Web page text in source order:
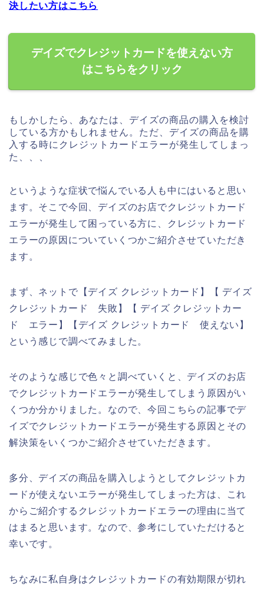
決したい方はこちら
デイズでクレジットカードを使えない方
はこちらをクリック
もしかしたら、あなたは、デイズの商品の購入を検討
している方かもしれません。ただ、デイズの商品を購
入する時にクレジットカードエラーが発生してしまっ
た、、、
というような症状で悩んでいる人も中にはいると思い
ます。そこで今回、デイズのお店でクレジットカード
エラーが発生して困っている方に、クレジットカード
エラーの原因についていくつかご紹介させていただき
ます。
まず、ネットで【デイズ クレジットカード】【 デイズ
クレジットカード 失敗】【 デイズ クレジットカー
ド エラー】【デイズ クレジットカード 使えない】
という感じで調べてみました。
そのような感じで色々と調べていくと、デイズのお店
でクレジットカードエラーが発生してしまう原因がい
くつか分かりました。なので、今回こちらの記事でデ
イズでクレジットカードエラーが発生する原因とその
解決策をいくつかご紹介させていただきます。
多分、デイズの商品を購入しようとしてクレジットカ
ードが使えないエラーが発生してしまった方は、これ
からご紹介するクレジットカードエラーの理由に当て
はまると思います。なので、参考にしていただけると
幸いです。
ちなみに私自身はクレジットカードの有効期限が切れ